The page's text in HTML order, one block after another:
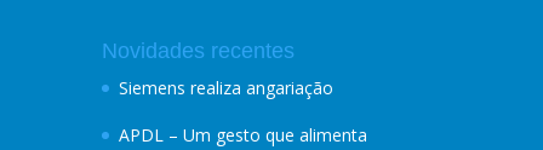
Novidades recentes
Siemens realiza angariação
APDL – Um gesto que alimenta